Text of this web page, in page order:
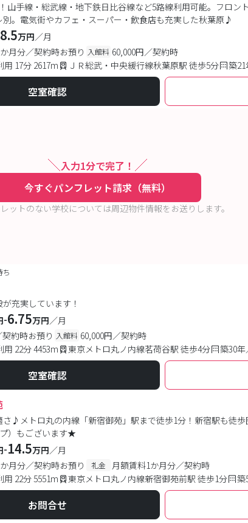
山手線・総武線・地下鉄日比谷線など5路線利用可能。フロン
。電気街やカフェ・スーパー・飲食店も充実した秋葉原♪
8.5万円／月
月分／契約時お預り 入館料 60,000円／契約時
17分 2617m
ＪＲ総武・中央緩行線秋葉原駅 徒歩5分 築21
空室確認
入力1分で完了！
今すぐパンフレット請求（無料）
ットのない学校については周辺物件情報をお送りします。
ち
充実しています！
-6.75万円／月
契約時お預り 入館料 60,000円／契約時
22分 4453m
東京メトロ丸ノ内線茗荷谷駅 徒歩4分 築30年
空室確認
さ♪メトロ丸の内線「新宿御苑」駅まで徒歩1分！新宿駅も徒
）もございます★
-14.5万円／月
月分／契約時お預り 礼金
月額賃料1か月分／契約時
22分 5551m
東京メトロ丸ノ内線新宿御苑前駅 徒歩1分 築
お問合せ